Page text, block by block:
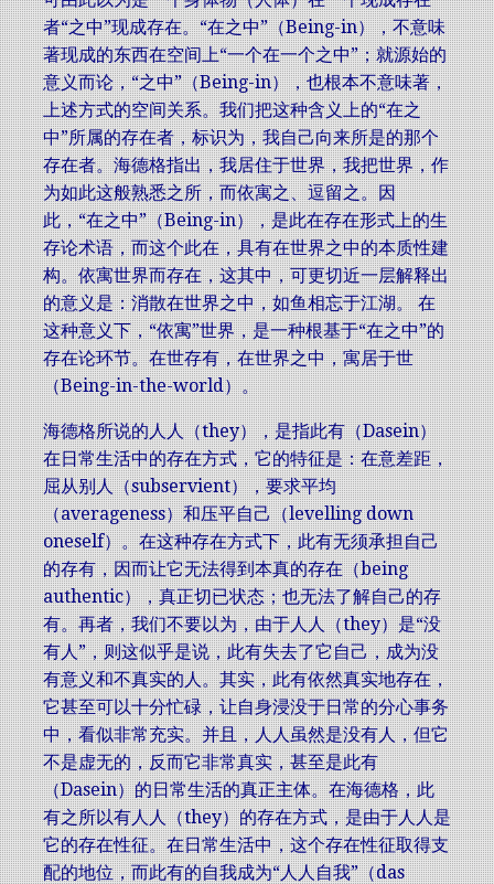
者“之中”现成存在。“在之中”（Being-in），不意味
著现成的东西在空间上“一个在一个之中”；就源始的
意义而论，“之中”（Being-in），也根本不意味著，
上述方式的空间关系。我们把这种含义上的“在之
中”所属的存在者，标识为，我自己向来所是的那个
存在者。海德格指出，我居住于世界，我把世界，作
为如此这般熟悉之所，而依寓之、逗留之。因
此，“在之中”（Being-in），是此在存在形式上的生
存论术语，而这个此在，具有在世界之中的本质性建
构。依寓世界而存在，这其中，可更切近一层解释出
的意义是：消散在世界之中，如鱼相忘于江湖。 在
这种意义下，“依寓”世界，是一种根基于“在之中”的
存在论环节。在世存有，在世界之中，寓居于世
（Being-in-the-world）。
海德格所说的人人（they），是指此有（Dasein）
在日常生活中的存在方式，它的特征是：在意差距，
屈从别人（subservient），要求平均
（averageness）和压平自己（levelling down
oneself）。在这种存在方式下，此有无须承担自己
的存有，因而让它无法得到本真的存在（being
authentic），真正切已状态；也无法了解自己的存
有。再者，我们不要以为，由于人人（they）是“没
有人”，则这似乎是说，此有失去了它自己，成为没
有意义和不真实的人。其实，此有依然真实地存在，
它甚至可以十分忙碌，让自身浸没于日常的分心事务
中，看似非常充实。并且，人人虽然是没有人，但它
不是虚无的，反而它非常真实，甚至是此有
（Dasein）的日常生活的真正主体。在海德格，此
有之所以有人人（they）的存在方式，是由于人人是
它的存在性征。在日常生活中，这个存在性征取得支
配的地位，而此有的自我成为“人人自我”（das